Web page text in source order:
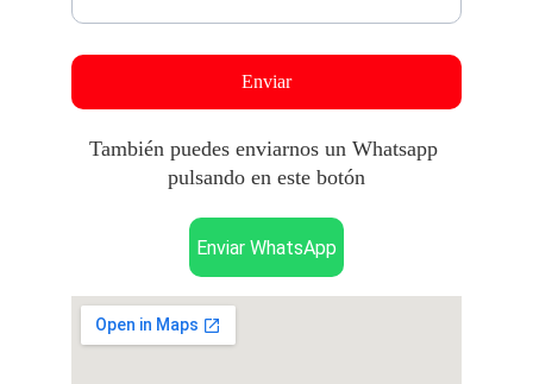
Enviar
Enviar WhatsApp
También puedes enviarnos un Whatsapp
pulsando en este botón